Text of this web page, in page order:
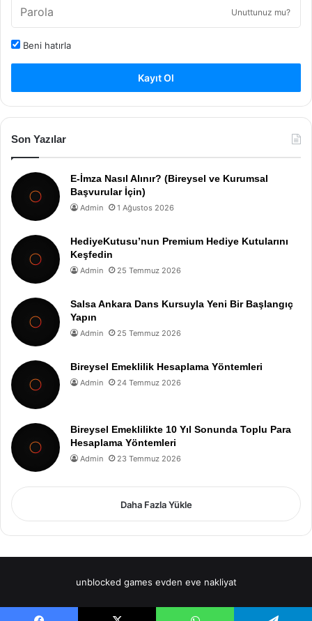
Unuttunuz mu?
Beni hatırla
Kayıt Ol
Son Yazılar
E-İmza Nasıl Alınır? (Bireysel ve Kurumsal
Başvurular İçin)
Admin 1 Ağustos 2026
HediyeKutusu’nun Premium Hediye Kutularını
Keşfedin
Admin 25 Temmuz 2026
Salsa Ankara Dans Kursuyla Yeni Bir Başlangıç
Yapın
Admin 25 Temmuz 2026
Bireysel Emeklilik Hesaplama Yöntemleri
Admin 24 Temmuz 2026
Bireysel Emeklilikte 10 Yıl Sonunda Toplu Para
Hesaplama Yöntemleri
Admin 23 Temmuz 2026
Daha Fazla Yükle
unblocked games evden eve nakliyat